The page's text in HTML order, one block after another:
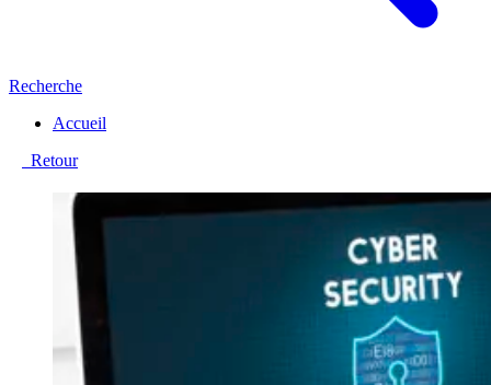
Recherche
Accueil
Retour